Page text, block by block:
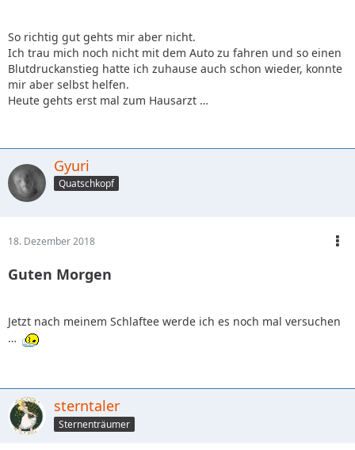
So richtig gut gehts mir aber nicht.
Ich trau mich noch nicht mit dem Auto zu fahren und so einen
Blutdruckanstieg hatte ich zuhause auch schon wieder, konnte
mir aber selbst helfen.
Heute gehts erst mal zum Hausarzt …
Gyuri
Quatschkopf
18. Dezember 2018
Guten Morgen
Jetzt nach meinem Schlaftee werde ich es noch mal versuchen
…
sterntaler
Sternenträumer